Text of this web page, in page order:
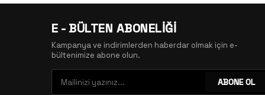
E - BÜLTEN ABONELİĞİ
Kampanya ve indirimlerden haberdar olmak için e-
bültenimize abone olun.
ABONE OL